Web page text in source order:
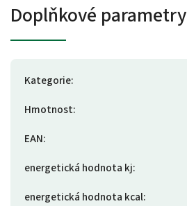
Doplňkové parametry
Kategorie:
Hmotnost:
EAN:
energetická hodnota kj:
energetická hodnota kcal: